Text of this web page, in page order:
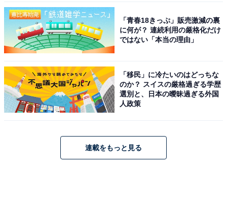
「青春18きっぷ」販売激減の裏
に何が？ 連続利用の厳格化だけ
ではない「本当の理由」
「移民」に冷たいのはどっちな
のか？ スイスの厳格過ぎる学歴
選別と、日本の曖昧過ぎる外国
人政策
連載をもっと見る